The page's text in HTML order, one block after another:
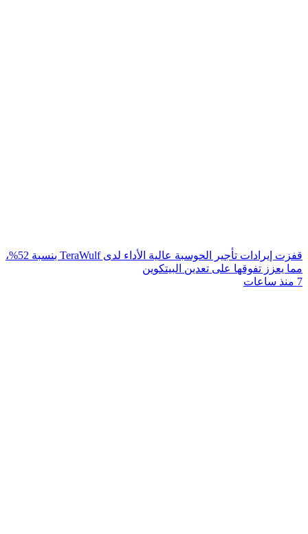
قفزت إيرادات تأجير الحوسبة عالية الأداء لدى TeraWulf بنسبة 52%،
مما يعزز تفوقها على تعدين البيتكوين
7 منذ ساعات